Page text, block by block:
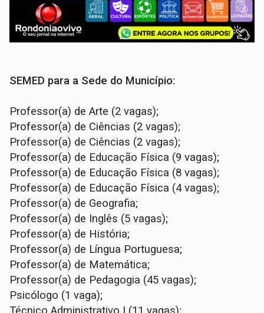
SEMED para a Sede do Município:
Professor(a) de Arte (2 vagas);
Professor(a) de Ciências (2 vagas);
Professor(a) de Ciências (2 vagas);
Professor(a) de Educação Física (9 vagas);
Professor(a) de Educação Física (8 vagas);
Professor(a) de Educação Física (4 vagas);
Professor(a) de Geografia;
Professor(a) de Inglês (5 vagas);
Professor(a) de História;
Professor(a) de Língua Portuguesa;
Professor(a) de Matemática;
Professor(a) de Pedagogia (45 vagas);
Psicólogo (1 vaga);
Técnico Administrativo I (11 vagas);